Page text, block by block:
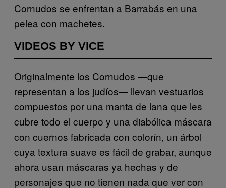
Cornudos se enfrentan a Barrabás en una
pelea con machetes.
VIDEOS BY VICE
Originalmente los Cornudos —que
representan a los judíos— llevan vestuarios
compuestos por una manta de lana que les
cubre todo el cuerpo y una diabólica máscara
con cuernos fabricada con colorín, un árbol
cuya textura suave es fácil de grabar, aunque
ahora usan máscaras ya hechas y de
personajes que no tienen nada que ver con